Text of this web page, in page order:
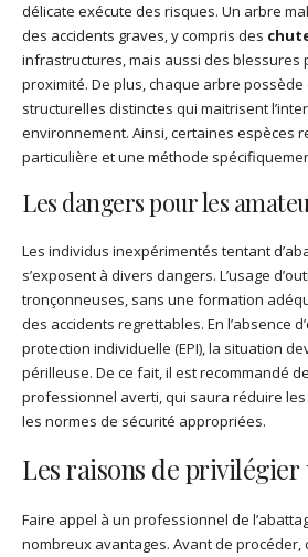
délicate exécute des risques. Un arbre
des accidents graves, y compris des
infrastructures, mais aussi des blessures
proximité. De plus, chaque arbre
structurelles distinctes qui maitrisent
environnement. Ainsi, certaines espèces
particulière et une méthode
Les dangers pour les
Les individus inexpérimentés tentant
s’exposent à divers dangers. L’usage
tronçonneuses, sans une formation
des accidents regrettables. En l’absence
protection individuelle (EPI), la situation
périlleuse. De ce fait, il est recommandé
professionnel averti, qui saura réduire
les normes de sécurité appropriées.
Les raisons de
Faire appel à un professionnel de
nombreux avantages. Avant de procéder,